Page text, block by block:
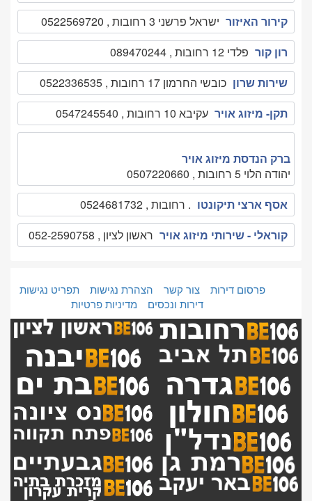
קירור האיזור ישראל פרשני 3 רחובות , 0522569720
רון קור פלדי 12 רחובות , 089470244
שירות שרון כובשי החרמון 17 רחובות , 0522336535
תקן- מיזוג אויר עקיבא 10 רחובות , 0547245540
ברק הנדסת מיזוג אויר
יהודה הלוי 5 רחובות , 0507220660
אסף ארצי תיקונטו . רחובות , 0524681732
קוראלי - שירותי מיזוג אויר ראשון לציון , 052-2590758
פרסום דירות צור קשר הצהרת נגישות
תפריט נגישות
דירות ונכסים
מדיניות פרטיות